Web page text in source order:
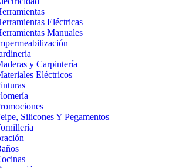
Eléctricas
Manuales
y Carpintería
Eléctricos
Silicones Y Pegamentos